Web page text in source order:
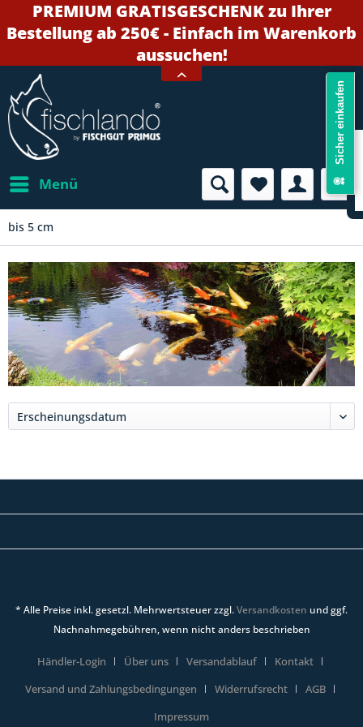
PREMIUM GRATISGESCHENK zu Ihrer
Bestellung ab 250€ - Einfach im Warenkorb
aussuchen!
Menü
bis 5 cm
* Alle Preise inkl. gesetzl. Mehrwertsteuer zzgl.Versandkosten und ggf.
Nachnahmegebühren, wenn nicht anders beschrieben
Händler-Login Über uns Versandablauf
Kontakt
Versand und Zahlungsbedingungen
Widerrufsrecht
AGB
Impressum
Sicher einkaufen